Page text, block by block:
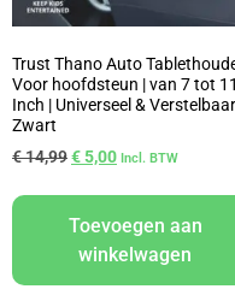
Trust Thano Auto
Voor hoofdsteun | van 7 tot 11
Inch | Universeel &
Zwart
€14,99€5,00 Incl. BTW
Toevoegen aan
winkelwagen